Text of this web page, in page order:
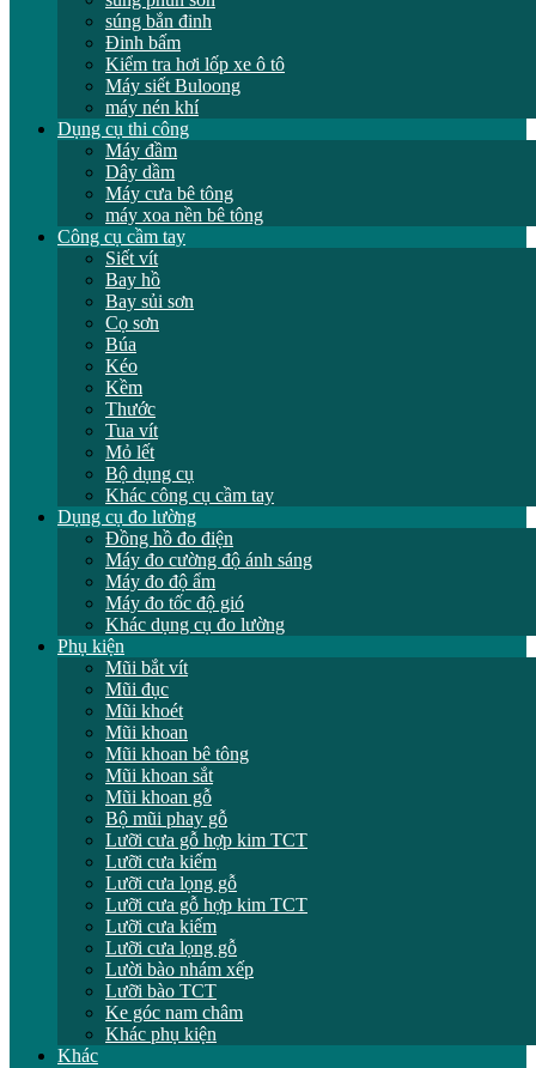
súng bắn đinh
Đinh bấm
Kiểm tra hơi lốp xe ô tô
Máy siết Buloong
máy nén khí
Dụng cụ thi công
Máy đầm
Dây dầm
Máy cưa bê tông
máy xoa nền bê tông
Công cụ cầm tay
Siết vít
Bay hồ
Bay sủi sơn
Cọ sơn
Búa
Kéo
Kềm
Thước
Tua vít
Mỏ lết
Bộ dụng cụ
Khác công cụ cầm tay
Dụng cụ đo lường
Đồng hồ đo điện
Máy đo cường độ ánh sáng
Máy đo độ ẩm
Máy đo tốc độ gió
Khác dụng cụ đo lường
Phụ kiện
Mũi bắt vít
Mũi đục
Mũi khoét
Mũi khoan
Mũi khoan bê tông
Mũi khoan sắt
Mũi khoan gỗ
Bộ mũi phay gỗ
Lưỡi cưa gỗ hợp kim TCT
Lưỡi cưa kiếm
Lưỡi cưa lọng gỗ
Lưỡi cưa gỗ hợp kim TCT
Lưỡi cưa kiếm
Lưỡi cưa lọng gỗ
Lười bào nhám xếp
Lưỡi bào TCT
Ke góc nam châm
Khác phụ kiện
Khác